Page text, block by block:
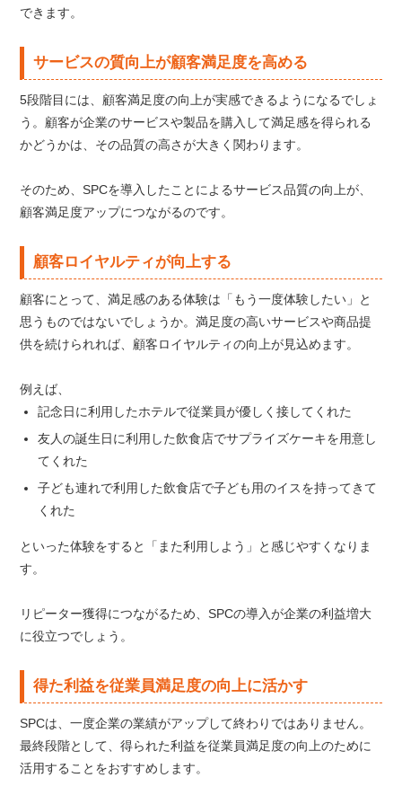
できます。
サービスの質向上が顧客満足度を高める
5段階目には、顧客満足度の向上が実感できるようになるでしょ
う。顧客が企業のサービスや製品を購入して満足感を得られる
かどうかは、その品質の高さが大きく関わります。
そのため、SPCを導入したことによるサービス品質の向上が、
顧客満足度アップにつながるのです。
顧客ロイヤルティが向上する
顧客にとって、満足感のある体験は「もう一度体験したい」と
思うものではないでしょうか。満足度の高いサービスや商品提
供を続けられれば、顧客ロイヤルティの向上が見込めます。
例えば、
記念日に利用したホテルで従業員が優しく接してくれた
友人の誕生日に利用した飲食店でサプライズケーキを用意し
てくれた
子ども連れで利用した飲食店で子ども用のイスを持ってきて
くれた
といった体験をすると「また利用しよう」と感じやすくなりま
す。
リピーター獲得につながるため、SPCの導入が企業の利益増大
に役立つでしょう。
得た利益を従業員満足度の向上に活かす
SPCは、一度企業の業績がアップして終わりではありません。
最終段階として、得られた利益を従業員満足度の向上のために
活用することをおすすめします。